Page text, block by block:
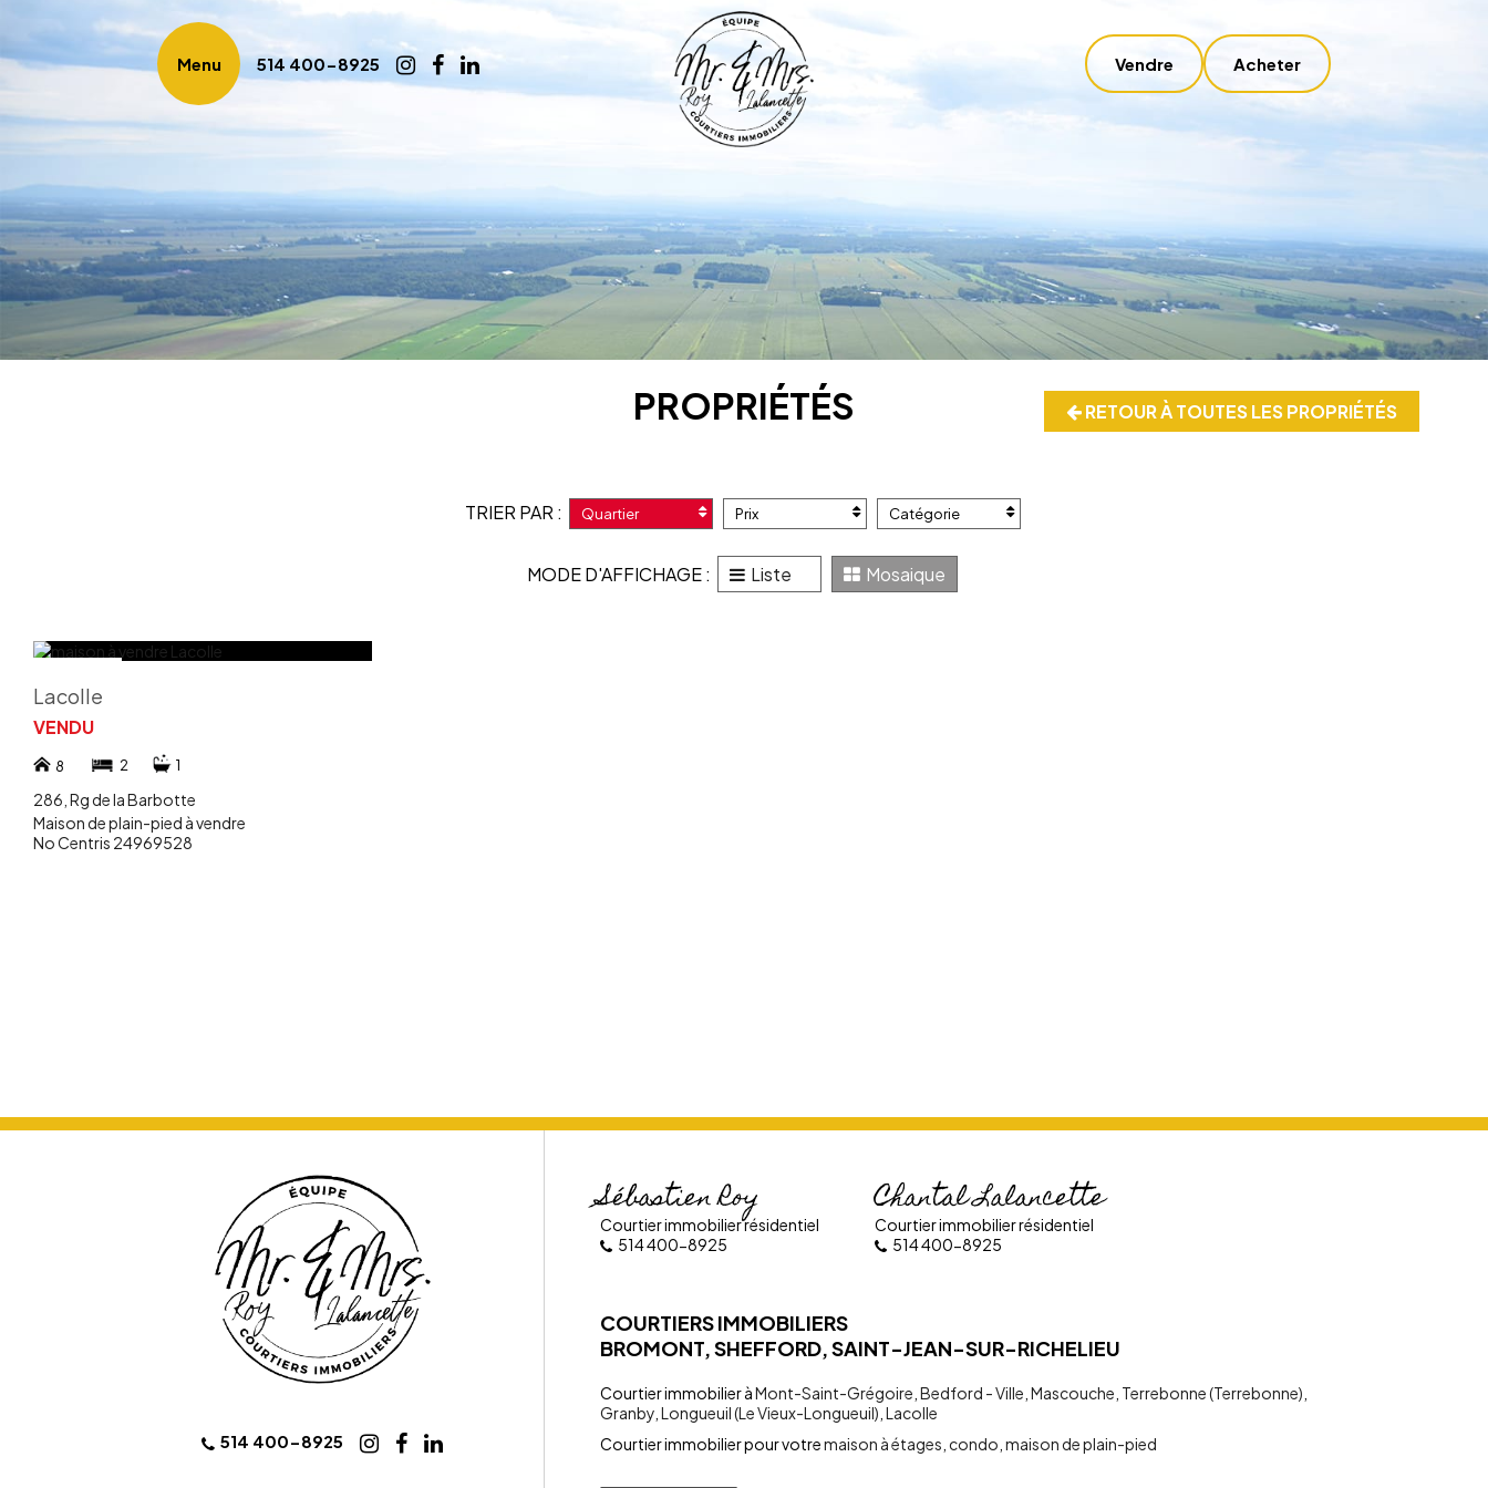
Menu 514 400-8925 Vendre Acheter
PROPRIÉTÉS RETOUR À TOUTES LES PROPRIÉTÉS
TRIER PAR : Quartier Prix Catégorie
MODE D'AFFICHAGE : Liste Mosaique
Lacolle
VENDU
8 2 1
286, Rg de la Barbotte
Maison de plain-pied à vendre
No Centris 24969528
514 400-8925
Sébastien Roy
Courtier immobilier résidentiel
514 400-8925
Chantal Lalancette
Courtier immobilier résidentiel
514 400-8925
COURTIERS IMMOBILIERS
BROMONT, SHEFFORD, SAINT-JEAN-SUR-RICHELIEU
Courtier immobilier àMont-Saint-Grégoire Bedford - Ville Mascouche Terrebonne (Terrebonne)
Granby, Longueuil (Le Vieux-Longueuil) Lacolle
Courtier immobilier pour votremaison à étages condo maison de plain-pied